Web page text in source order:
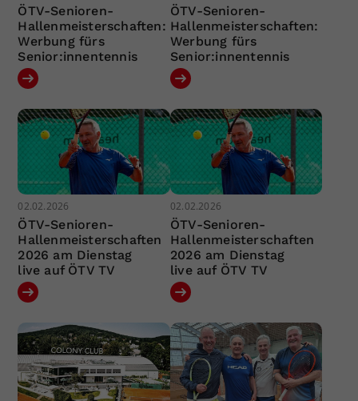
ÖTV-Senioren-
Hallenmeisterschaften:
Werbung fürs
Senior:innentennis
ÖTV-Senioren-
Hallenmeisterschaften:
Werbung fürs
Senior:innentennis
02.02.2026
ÖTV-Senioren-
Hallenmeisterschaften
2026 am Dienstag
live auf ÖTV TV
02.02.2026
ÖTV-Senioren-
Hallenmeisterschaften
2026 am Dienstag
live auf ÖTV TV